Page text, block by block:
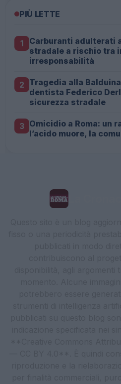
PIÙ LETTE
1
Carburanti adulterati
stradale a rischio tra
irresponsabilità
2 Tragedia alla
dentista Federico
sicurezza stradale
3 Omicidio a Roma: un
l’acido muore, la